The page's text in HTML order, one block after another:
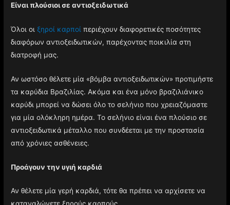
Είναι πλούσιοι σε αντιοξειδωτικά
Όλοι οι ξηροί καρποί περιέχουν διαφορετικές ποσότητες
διαφόρων αντιοξειδωτικών, παρέχοντας ποικιλία στη
διατροφή μας.
Αν ωστόσο θέλετε μία «βόμβα αντιοξειδωτικών» προτιμήστε
τα καρύδια Βραζιλίας. Ακόμα και ένα μόνο βραζιλιάνικο
καρύδι μπορεί να δώσει όλο το σελήνιο που χρειαζόμαστε
για μία ολόκληρη ημέρα. Το σελήνιο είναι ένα πλούσιο σε
αντιοξειδωτικά μέταλλο που συνδέεται με την προστασία
από χρόνιες ασθένειες.
Προάγουν την υγιή καρδιά
Αν θέλετε μία γερή καρδιά, τότε θα πρέπει να αρχίσετε να